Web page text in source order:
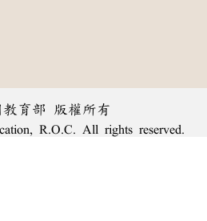
教育部 版權所有
R.O.C. All rights reserved.